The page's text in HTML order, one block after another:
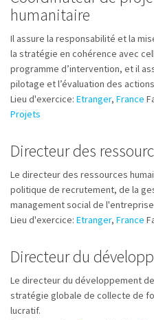
humanitaire
Il assure la responsabilité et la
la stratégie en cohérence avec
programme d’intervention, et il
pilotage et l’évaluation des
Lieu d'exercice: Etranger, France
Projets
Directeur des
Le directeur des ressources
politique de recrutement, de la
management social de
Lieu d'exercice: Etranger, France
Directeur du
Le directeur du développement
stratégie globale de collecte de
lucratif.